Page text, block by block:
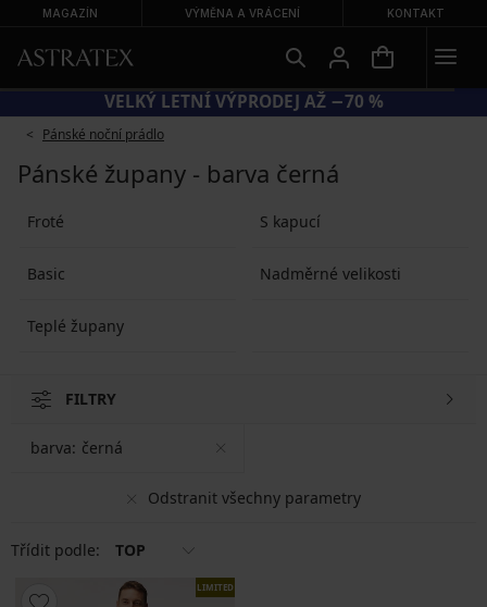
MAGAZÍN VÝMĚNA A VRÁCENÍ KONTAKT
VELKÝ LETNÍ VÝPRODEJ AŽ −70 %
Pánské noční prádlo
Pánské župany - barva černá
Froté S kapucí
Basic Nadměrné velikosti
Teplé župany
FILTRY
Odstranit všechny parametry
barva: černá
Třídit podle: TOP
LIMITED